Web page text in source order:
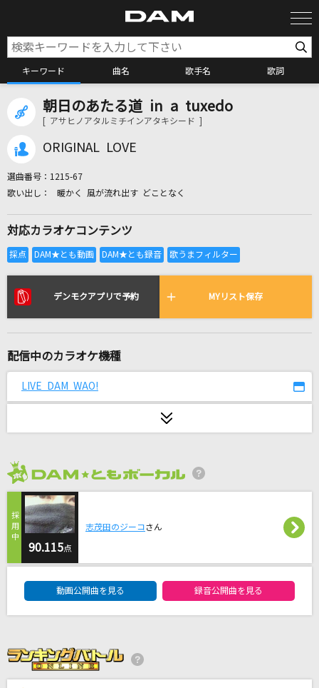
キーワード 曲名 歌手名 歌詞
カラオケ検索
全国りれき
リアルタイムで歌われている曲の一覧
ぎゅっと
BONBON GiRL
浜崎あゆみ
[生音]人として
馬と鹿
米津玄師
やさしさで溢れるように
徳永英明
朝日のあたる道 in a tuxedo
[ アサヒノアタルミチインアタキシード ]
ORIGINAL LOVE
選曲番号： 1215-67
暖かく 風が流れ出す どことなく
対応カラオケコンテンツ
デンモクアプリで予約 MYリスト保存
配信中のカラオケ機種
LIVE DAM WAO!
90.115点
志茂田のジーコさん
動画公開曲を見る 録音公開曲を見る